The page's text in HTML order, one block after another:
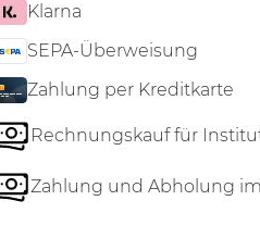
Klarna
SEPA-Überweisung
Zahlung per Kreditkarte
Rechnungskauf für
Zahlung und Abholung